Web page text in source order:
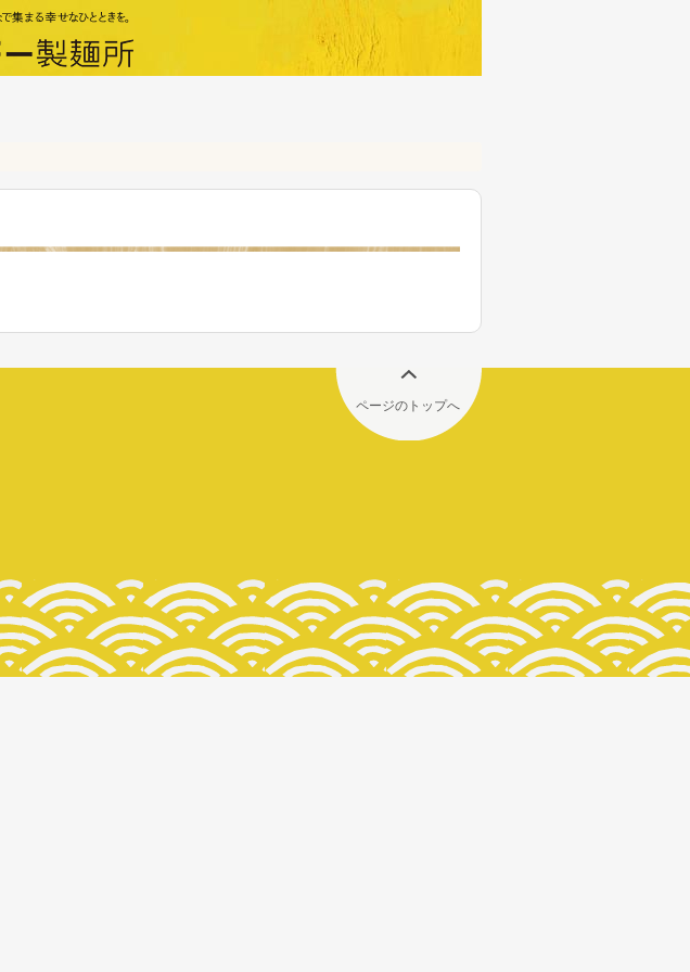
ページのトップへ